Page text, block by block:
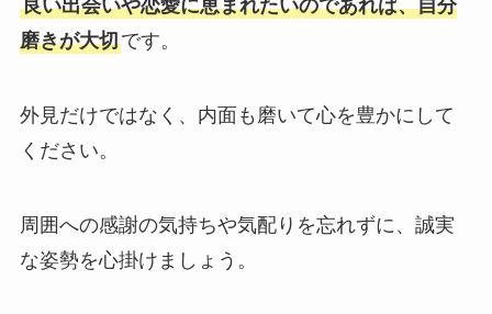
良い出会いや恋愛に恵まれたいのであれば、自分
磨きが大切です。
外見だけではなく、内面も磨いて心を豊かにして
ください。
周囲への感謝の気持ちや気配りを忘れずに、誠実
な姿勢を心掛けましょう。